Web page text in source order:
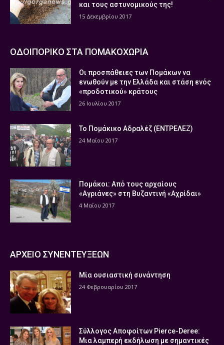
και τους αστυνομικούς της!
15 Δεκεμβρίου 2017
ΟΔΟΙΠΟΡΙΚΟ ΣΤΑ ΠΟΜΑΚΟΧΩΡΙΑ
Οι προσπάθειες των Πομάκων να
ενωθούν με την Ελλάδα και στάση ενός
«προδοτικού» κράτους
26 Ιουλίου 2017
Το Πομάκικο Αδραλέζ (ΕΝΤΡΕΛΕΖ)
24 Μαΐου 2017
Πομάκοι: Από τους αρχαίους
«Αγριάνες» στη Βυζαντινή «Αχρίδαι»
4 Μαΐου 2017
ΑΡΧΕΙΟ ΣΥΝΕΝΤΕΥΞΕΩΝ
Μία ουσιαστική συνάντηση
24 Φεβρουαρίου 2017
Σύλλογος Αποφοίτων Pierce-Deree:
Μια λαμπερή εκδήλωση με σημαντικές